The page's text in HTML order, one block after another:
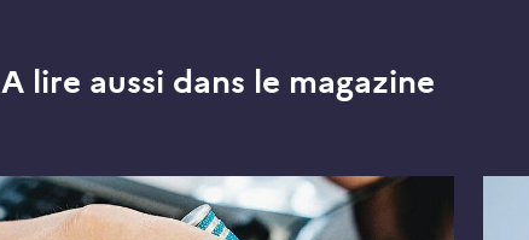
A lire aussi dans le magazine